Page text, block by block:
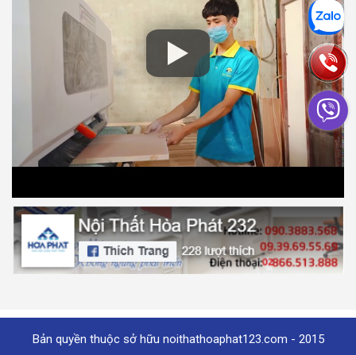
Bản quyền thuộc sở hữu noithathoaphat123.com - 2015